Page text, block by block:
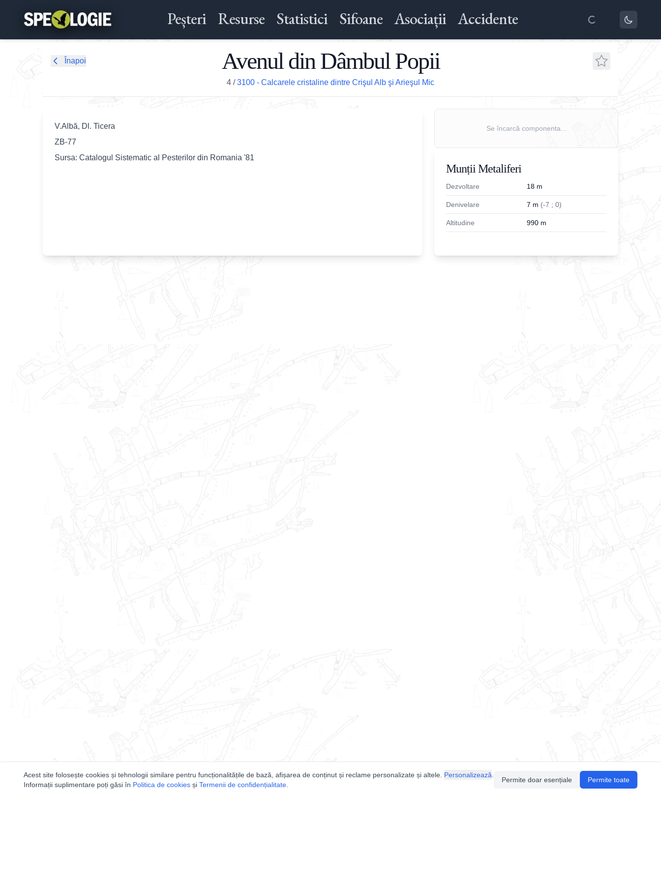
Peșteri Resurse Statistici Sifoane Asociații Accidente
Înapoi Avenul din Dâmbul Popii
4 /3100 - Calcarele cristaline dintre Crişul Alb şi Arieşul Mic
V.Albă, Dl. Ticera
ZB-77
Sursa: Catalogul Sistematic al Pesterilor din Romania '81
Se încarcă componenta...
Munții Metaliferi
Dezvoltare 18 m
Denivelare 7 m (-7 ; 0)
Altitudine 990 m
Acest site folosește cookies și tehnologii similare pentru funcționalitățile de bază, afișarea de conținut și reclame personalizate și altele. Personalizează
Informații suplimentare poți găsi în Politica de cookies și Termenii de confidențialitate
Permite doar esențiale Permite toate